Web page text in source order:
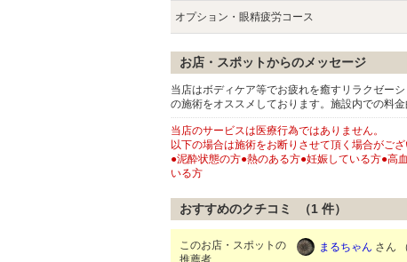
オプション・眼精疲労コース
お店・スポットからのメッセージ
当店はボディケア等でお疲れを癒すリラクゼー
の施術をオススメしております。施設内での料
当店のサービスは医療行為ではありません。
以下の場合は施術をお断りさせて頂く場合がござ
●泥酔状態の方●熱のある方●妊娠している方●高
いる方
おすすめのクチコミ （1 件）
このお店・スポットの
推薦者
まるちゃん さん